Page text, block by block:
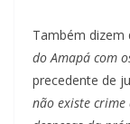
Também dizem
do Amapá com
precedente de
não existe